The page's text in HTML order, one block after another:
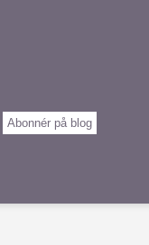
Abonnér på blog